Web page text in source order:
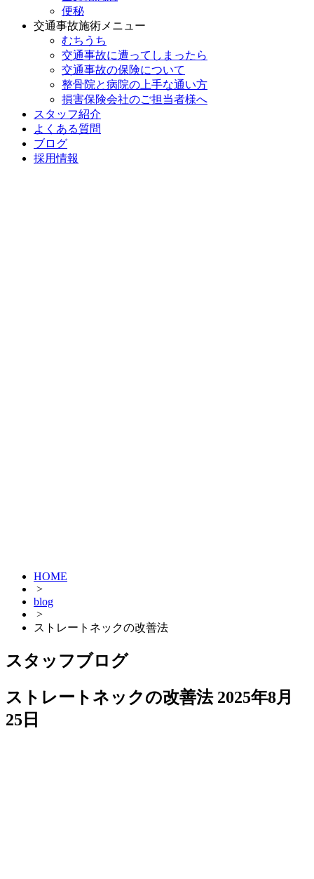
便秘
交通事故施術メニュー
むちうち
交通事故に遭ってしまったら
交通事故の保険について
整骨院と病院の上手な通い方
損害保険会社のご担当者様へ
スタッフ紹介
よくある質問
ブログ
採用情報
HOME
>
blog
>
ストレートネックの改善法
スタッフブログ
ストレートネックの改善法 2025年8月
25日